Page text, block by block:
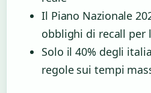
Il Piano Nazionale
obblighi di recall per
Solo il 40% degli
regole sui tempi